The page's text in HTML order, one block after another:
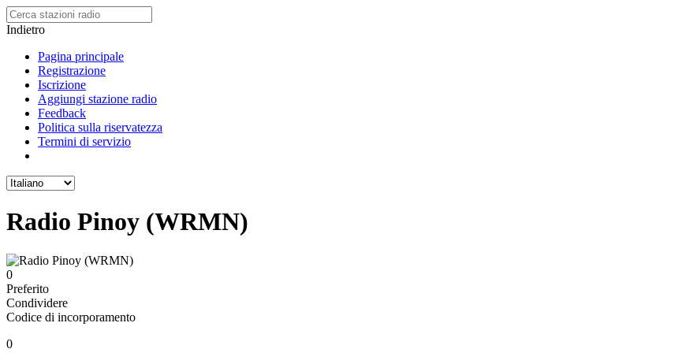
Indietro
Pagina principale
Registrazione
Iscrizione
Aggiungi stazione radio
Feedback
Politica sulla riservatezza
Termini di servizio
Radio Pinoy (WRMN)
0
Preferito
Condividere
Codice di incorporamento
0